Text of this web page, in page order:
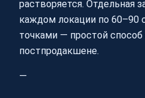
растворяется. Отдельная
каждом локации по 60–90
точками — простой способ
постпродакшене.
—